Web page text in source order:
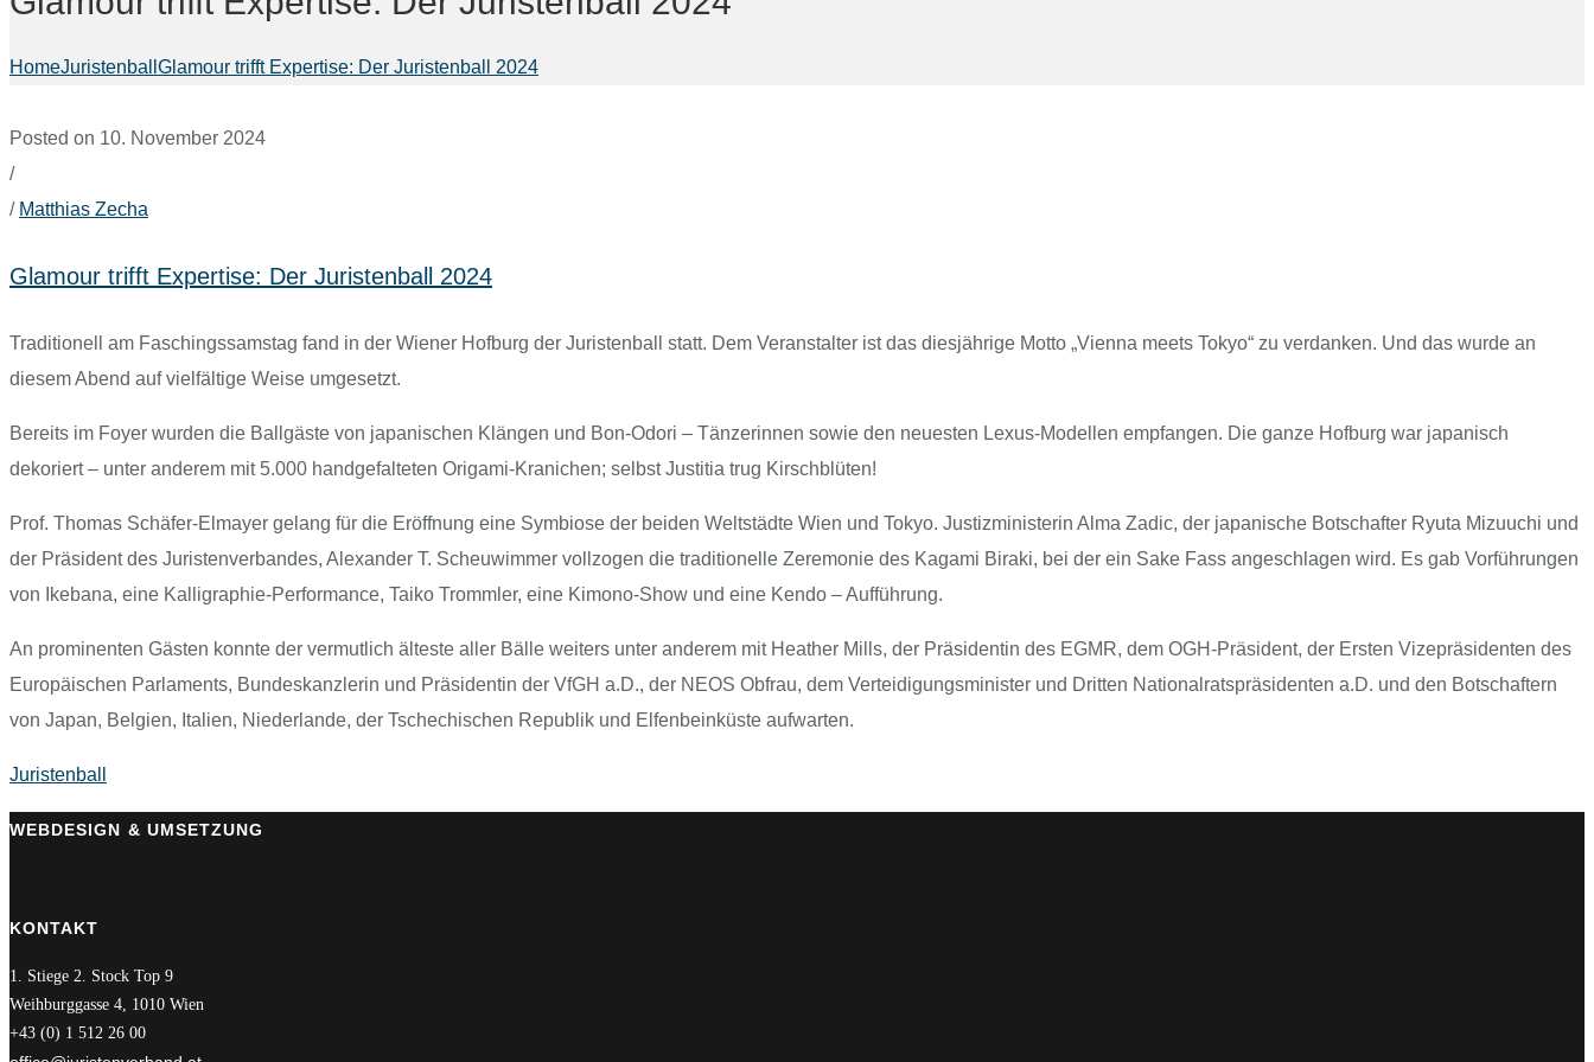
HomeJuristenball Glamour trifft Expertise: Der Juristenball 2024
Posted on 10. November 2024
/
/ Matthias Zecha
Glamour trifft Expertise: Der Juristenball 2024
Traditionell am Faschingssamstag fand in der Wiener Hofburg der Juristenball statt. Dem Veranstalter ist das diesjährige Motto „Vienna meets Tokyo“ zu verdanken. Und das wurde an
diesem Abend auf vielfältige Weise umgesetzt.
Bereits im Foyer wurden die Ballgäste von japanischen Klängen und Bon-Odori – Tänzerinnen sowie den neuesten Lexus-Modellen empfangen. Die ganze Hofburg war japanisch
dekoriert – unter anderem mit 5.000 handgefalteten Origami-Kranichen; selbst Justitia trug Kirschblüten!
Prof. Thomas Schäfer-Elmayer gelang für die Eröffnung eine Symbiose der beiden Weltstädte Wien und Tokyo. Justizministerin Alma Zadic, der japanische Botschafter Ryuta Mizuuchi und
der Präsident des Juristenverbandes, Alexander T. Scheuwimmer vollzogen die traditionelle Zeremonie des Kagami Biraki, bei der ein Sake Fass angeschlagen wird. Es gab Vorführungen
von Ikebana, eine Kalligraphie-Performance, Taiko Trommler, eine Kimono-Show und eine Kendo – Aufführung.
An prominenten Gästen konnte der vermutlich älteste aller Bälle weiters unter anderem mit Heather Mills, der Präsidentin des EGMR, dem OGH-Präsident, der Ersten Vizepräsidenten des
Europäischen Parlaments, Bundeskanzlerin und Präsidentin der VfGH a.D., der NEOS Obfrau, dem Verteidigungsminister und Dritten Nationalratspräsidenten a.D. und den Botschaftern
von Japan, Belgien, Italien, Niederlande, der Tschechischen Republik und Elfenbeinküste aufwarten.
Juristenball
WEBDESIGN & UMSETZUNG
KONTAKT
1. Stiege 2. Stock Top 9
Weihburggasse 4, 1010 Wien
+43 (0) 1 512 26 00